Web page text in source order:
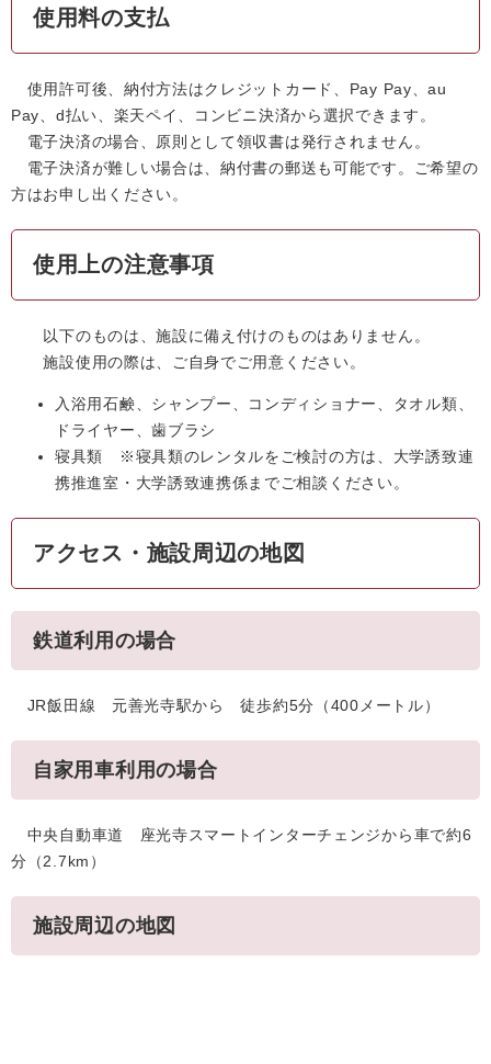
使用料の支払
使用許可後、納付方法はクレジットカード、Pay Pay、au
Pay、d払い、楽天ペイ、コンビニ決済から選択できます。
電子決済の場合、原則として領収書は発行されません。
電子決済が難しい場合は、納付書の郵送も可能です。ご希望の
方はお申し出ください。
使用上の注意事項
以下のものは、施設に備え付けのものはありません。
施設使用の際は、ご自身でご用意ください。
入浴用石鹸、シャンプー、コンディショナー、タオル類、
ドライヤー、歯ブラシ
寝具類 ※寝具類のレンタルをご検討の方は、大学誘致連
携推進室・大学誘致連携係までご相談ください。
アクセス・施設周辺の地図
鉄道利用の場合
JR飯田線 元善光寺駅から 徒歩約5分（400メートル）
自家用車利用の場合
中央自動車道 座光寺スマートインターチェンジから車で約6
分（2.7km）
施設周辺の地図